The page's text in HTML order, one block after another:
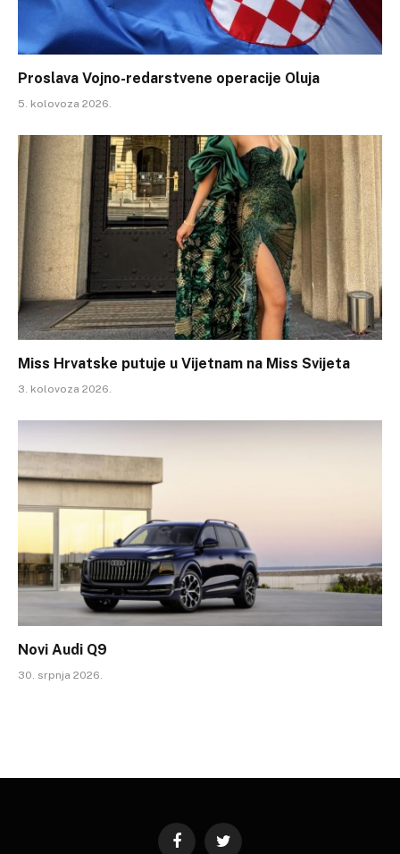
Proslava Vojno-redarstvene operacije Oluja
5. kolovoza 2026.
Miss Hrvatske putuje u Vijetnam na Miss Svijeta
3. kolovoza 2026.
Novi Audi Q9
30. srpnja 2026.
FacebookTwitter